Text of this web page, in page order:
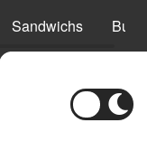
Sandwichs